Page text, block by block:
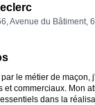
Avenue du Bâtiment,
le métier de
et commerciaux. Mon
dans la